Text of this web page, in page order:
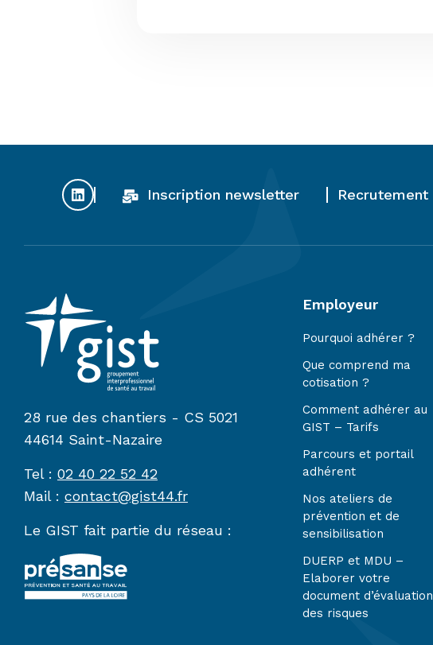
Inscription newsletter Recrutement
28 rue des chantiers - CS 5021
44614 Saint-Nazaire
Tel : 02 40 22 52 42
Mail : contact@gist44.fr
Le GIST fait partie du réseau :
Employeur
Pourquoi adhérer ?
Que comprend ma
cotisation ?
Comment adhérer au
GIST – Tarifs
Parcours et portail
adhérent
Nos ateliers de
prévention et de
sensibilisation
DUERP et MDU –
Elaborer votre
document d’évaluation
des risques